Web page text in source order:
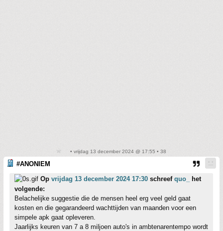
• vrijdag 13 december 2024 @ 17:55 • 38
#ANONIEM
Op vrijdag 13 december 2024 17:30 schreef quo_
het
volgende:
Belachelijke suggestie die de mensen heel erg veel geld gaat
kosten en die gegarandeerd wachttijden van maanden voor een
simpele apk gaat opleveren.
Jaarlijks keuren van 7 a 8 miljoen auto's in ambtenarentempo wordt